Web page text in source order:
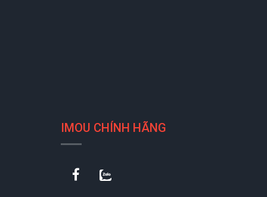
IMOU CHÍNH HÃNG